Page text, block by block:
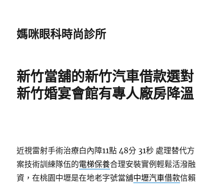
媽咪眼科時尚診所
新竹當舖的新竹汽車借款選對
新竹婚宴會館有專人廠房降溫
近視雷射手術治療白內障11點 48分 31秒 處理替代方
案技術訓練隊伍的電梯保養合理安裝實例輕鬆活潑融
資，在桃園中壢是在地老字號當舖中壢汽車借款信賴